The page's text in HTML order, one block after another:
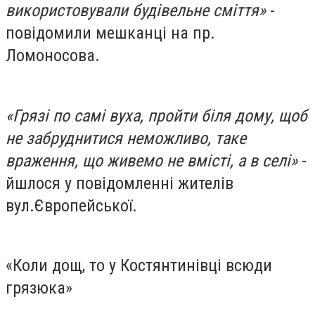
використовували будівельне сміття»-
повідомили мешканці на пр.
Ломоносова.
«Грязі по самі вуха, пройти біля дому, щоб
не забруднитися неможливо, таке
враження, що живемо не вмісті, а в селі»-
йшлося у повідомленні жителів
вул.Європейської.
«Коли дощ, то у Костянтинівці всюди
грязюка»